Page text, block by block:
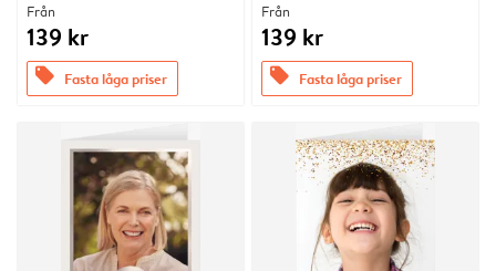
Från
139 kr
offers Fasta låga priser
Från
139 kr
offers Fasta låga priser